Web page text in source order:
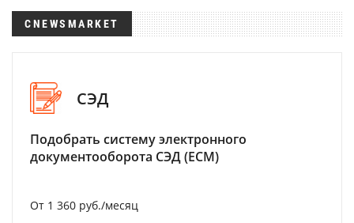
CNEWSMARKET
СЭД
Подобрать систему электронного
документооборота СЭД (ECM)
От 1 360 руб./месяц